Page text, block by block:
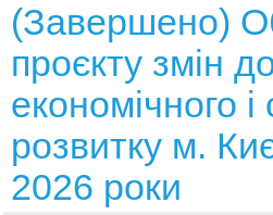
(Завершено)
проєкту змін
економічного і
розвитку м.
2026 роки